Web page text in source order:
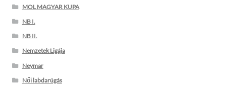
MOL MAGYAR KUPA
NB I.
NB II.
Nemzetek Ligája
Neymar
Női labdarúgás